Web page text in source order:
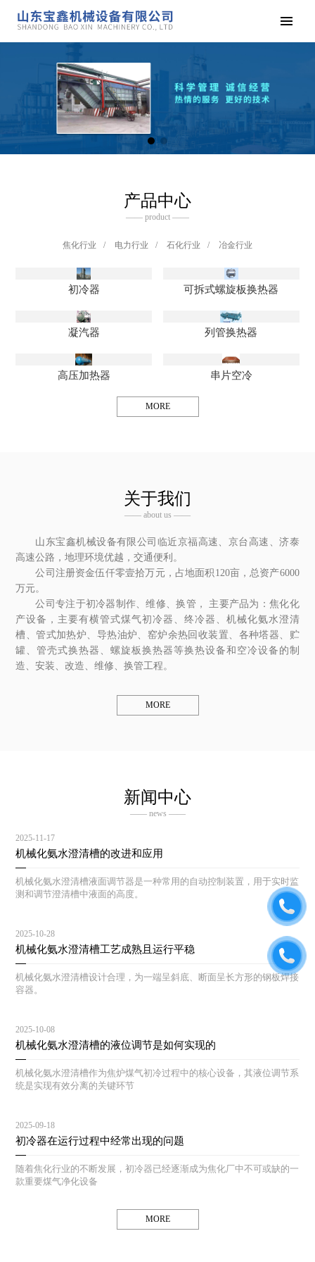
产品中心
—— product ——
焦化行业 / 电力行业 / 石化行业 / 冶金行业
初冷器 可拆式螺旋板换热器
凝汽器 列管换热器
高压加热器 串片空冷
MORE
关于我们
—— about us ——
山东宝鑫机械设备有限公司临近京福高速、京台高速、济泰
高速公路，地理环境优越，交通便利。
公司注册资金伍仟零壹拾万元，占地面积120亩，总资产6000
万元。
公司专注于初冷器制作、维修、换管， 主要产品为：焦化化
产设备，主要有横管式煤气初冷器、终冷器、机械化氨水澄清
槽、管式加热炉、导热油炉、窑炉余热回收装置、各种塔器、贮
罐、管壳式换热器、螺旋板换热器等换热设备和空冷设备的制
造、安装、改造、维修、换管工程。
MORE
新闻中心
—— news ——
2025-11-17
机械化氨水澄清槽的改进和应用
机械化氨水澄清槽液面调节器是一种常用的自动控制装置，用于实时监
测和调节澄清槽中液面的高度。
2025-10-28
机械化氨水澄清槽工艺成熟且运行平稳
机械化氨水澄清槽设计合理，为一端呈斜底、断面呈长方形的钢板焊接
容器。
2025-10-08
机械化氨水澄清槽的液位调节是如何实现的
机械化氨水澄清槽作为焦炉煤气初冷过程中的核心设备，其液位调节系
统是实现有效分离的关键环节
2025-09-18
初冷器在运行过程中经常出现的问题
随着焦化行业的不断发展，初冷器已经逐渐成为焦化厂中不可或缺的一
款重要煤气净化设备
MORE